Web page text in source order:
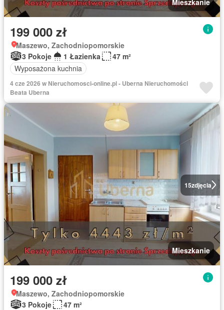
199 000 zł
Maszewo, Zachodniopomorskie
3 Pokoje
1 Łazienka
47 m²
Wyposażona kuchnia
4 cze 2026 w Nieruchomosci-online.pl - Uberna Nieruchomości
Beata Uberna
15zdjęcia
Mieszkanie
199 000 zł
Maszewo, Zachodniopomorskie
3 Pokoje
47 m²